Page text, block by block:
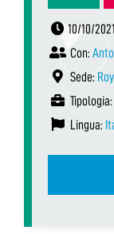
10/10/
Con:
Sede:
Tipologia:
Lingua: